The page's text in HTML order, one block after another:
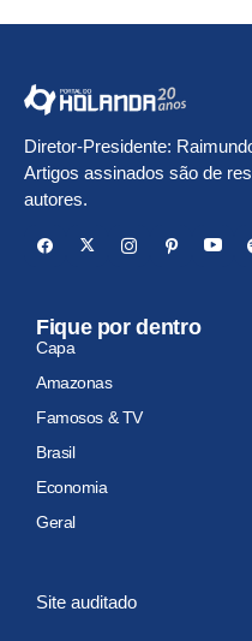
Diretor-Presidente:
Artigos assinados são de
autores.
Fique por dentro
Capa
Amazonas
Famosos & TV
Brasil
Economia
Geral
Site auditado